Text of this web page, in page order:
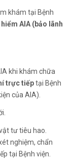
khám tại Bệnh
AIA (bảo lãnh
khi khám chữa
trực tiếptại Bệnh
của AIA).
tư tiêu hao.
nghiệm, chẩn
tại Bệnh viện.